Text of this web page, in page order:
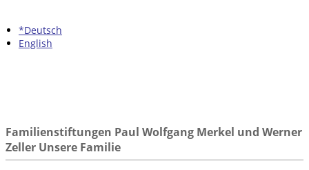
*Deutsch
English
Familienstiftungen Paul Wolfgang Merkel und Werner
Zeller Unsere Familie